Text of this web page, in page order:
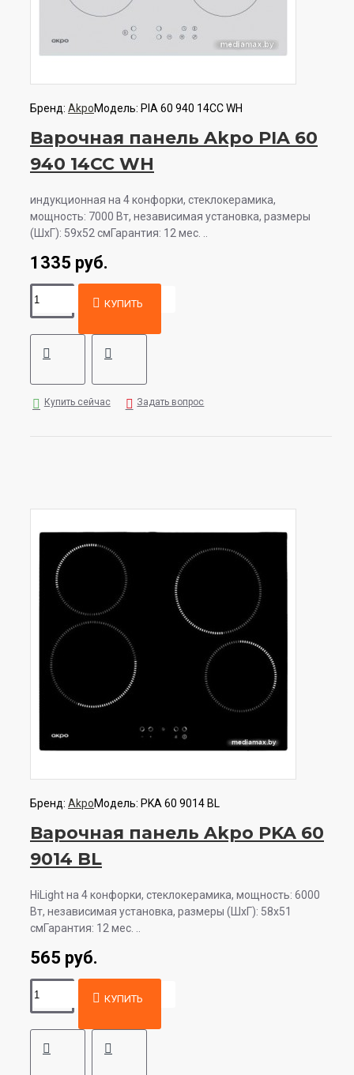
Бренд: AkpoМодель: PIA 60 940 14CC WH
Варочная панель Akpo PIA 60
940 14CC WH
индукционная на 4 конфорки, cтеклокерамика,
мощность: 7000 Вт, независимая установка, размеры
(ШхГ): 59x52 смГарантия: 12 мес. ..
1335 руб.
КУПИТЬ
Купить сейчас Задать вопрос
Бренд: AkpoМодель: PKA 60 9014 BL
Варочная панель Akpo PKA 60
9014 BL
HiLight на 4 конфорки, cтеклокерамика, мощность: 6000
Вт, независимая установка, размеры (ШхГ): 58x51
смГарантия: 12 мес. ..
565 руб.
КУПИТЬ